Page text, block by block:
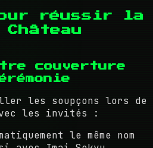
réussir la
couverture
les soupçons lors de
les invités :
le même nom